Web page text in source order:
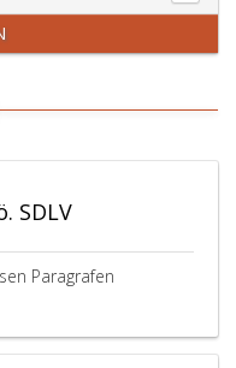
SDLV
Paragrafen